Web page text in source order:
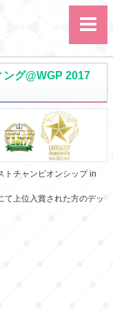
大会
ング@WGP 2017
トチャンピオンシップ in
て上位入賞された方のデッ